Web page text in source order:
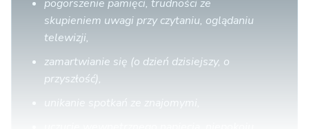
pogorszenie pamięci, trudności ze
skupieniem uwagi przy czytaniu, oglądaniu
telewizji,
zamartwianie się (o dzień dzisiejszy, o
przyszłość),
unikanie spotkań ze znajomymi,